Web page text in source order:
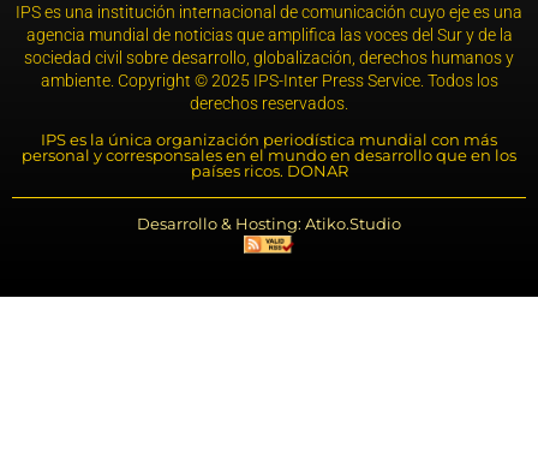
IPS es una institución internacional de comunicación cuyo eje es una
agencia mundial de noticias que amplifica las voces del Sur y de la
sociedad civil sobre desarrollo, globalización, derechos humanos y
ambiente. Copyright © 2025 IPS-Inter Press Service. Todos los
derechos reservados.
IPS es la única organización periodística mundial con más
personal y corresponsales en el mundo en desarrollo que en los
países ricos. DONAR
Desarrollo & Hosting: Atiko.Studio